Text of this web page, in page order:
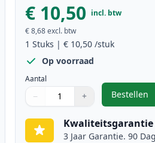
€ 10,50 incl. btw
€ 8,68excl. btw
1 Stuks | € 10,50 /stuk
Op voorraad
Aantal
Gebruik de knoppen om aan te
− +
1
Bestellen
,
Kwaliteitsgarantie
3 Jaar Garantie. 90